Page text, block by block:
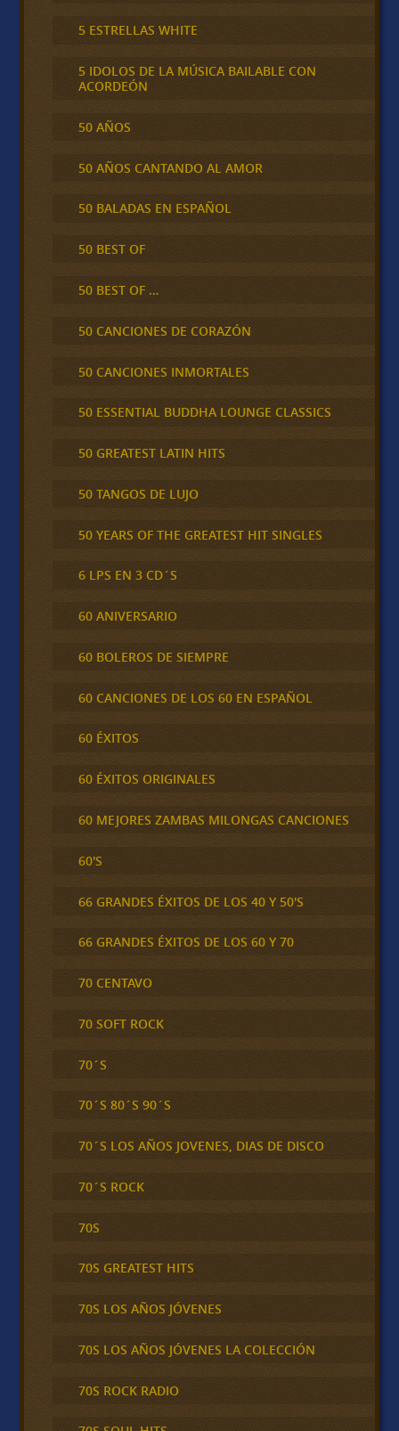
5 ESTRELLAS WHITE
5 IDOLOS DE LA MÚSICA BAILABLE CON
ACORDEÓN
50 AÑOS
50 AÑOS CANTANDO AL AMOR
50 BALADAS EN ESPAÑOL
50 BEST OF
50 BEST OF …
50 CANCIONES DE CORAZÓN
50 CANCIONES INMORTALES
50 ESSENTIAL BUDDHA LOUNGE CLASSICS
50 GREATEST LATIN HITS
50 TANGOS DE LUJO
50 YEARS OF THE GREATEST HIT SINGLES
6 LPS EN 3 CD´S
60 ANIVERSARIO
60 BOLEROS DE SIEMPRE
60 CANCIONES DE LOS 60 EN ESPAÑOL
60 ÉXITOS
60 ÉXITOS ORIGINALES
60 MEJORES ZAMBAS MILONGAS CANCIONES
60'S
66 GRANDES ÉXITOS DE LOS 40 Y 50'S
66 GRANDES ÉXITOS DE LOS 60 Y 70
70 CENTAVO
70 SOFT ROCK
70´S
70´S 80´S 90´S
70´S LOS AÑOS JOVENES, DIAS DE DISCO
70´S ROCK
70S
70S GREATEST HITS
70S LOS AÑOS JÓVENES
70S LOS AÑOS JÓVENES LA COLECCIÓN
70S ROCK RADIO